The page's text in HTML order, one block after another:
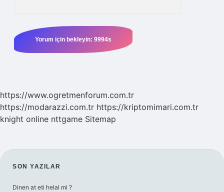
https://www.ogretmenforum.com.tr
https://modarazzi.com.tr https://kriptomimari.com.tr
knight online nttgame Sitemap
SIDEBAR
SON YAZILAR
Dinen at eti helal mi ?